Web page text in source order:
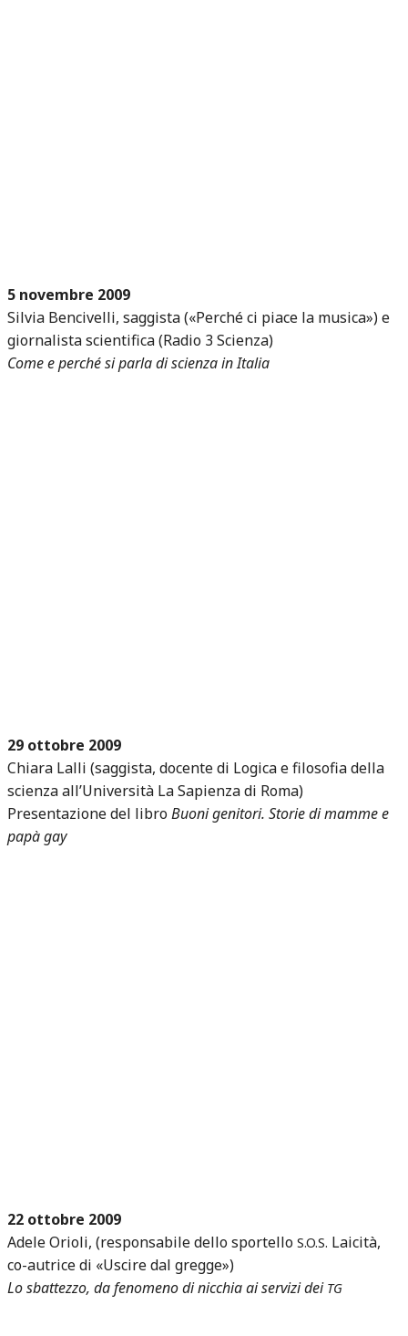
5 novembre 2009
Silvia Bencivelli, saggista («Perché ci piace la musica») e
giornalista scientifica (Radio 3 Scienza)
Come e perché si parla di scienza in Italia
29 ottobre 2009
Chiara Lalli (saggista, docente di Logica e filosofia della
scienza all’Università La Sapienza di Roma)
Presentazione del libroBuoni genitori. Storie di mamme e
papà gay
22 ottobre 2009
Adele Orioli, (responsabile dello sportello S.O.S. Laicità,
co-autrice di «Uscire dal gregge»)
Lo sbattezzo, da fenomeno di nicchia ai servizi dei TG